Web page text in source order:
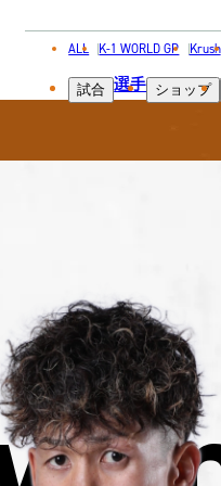
ALL K-1 WORLD GP Krush
試合 選手 ショップ